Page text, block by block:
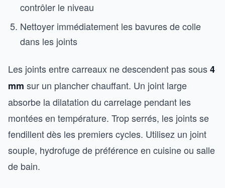
contrôler le niveau
Nettoyer immédiatement les bavures de colle
dans les joints
Les joints entre carreaux ne descendent pas sous4
mm sur un plancher chauffant. Un joint large
absorbe la dilatation du carrelage pendant les
montées en température. Trop serrés, les joints se
fendillent dès les premiers cycles. Utilisez un joint
souple, hydrofuge de préférence en cuisine ou salle
de bain.